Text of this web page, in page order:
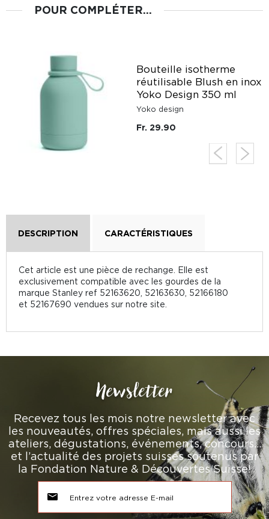
POUR COMPLÉTER...
Bouteille isotherme
réutilisable Blush en inox
Yoko Design 350 ml
Yoko design
Fr. 29.90
DESCRIPTION CARACTÉRISTIQUES
Cet article est une pièce de rechange. Elle est
exclusivement compatible avec les gourdes de la
marque Stanley ref 52163620, 52163630, 52166180
et 52167690 vendues sur notre site.
Newsletter
Recevez tous les mois notre newsletter avec
les nouveautés, offres spéciales, mais aussi les
ateliers, dégustations, événements, concours…
et l’actualité des projets suisses soutenus par
la Fondation Nature & Découvertes Suisse!